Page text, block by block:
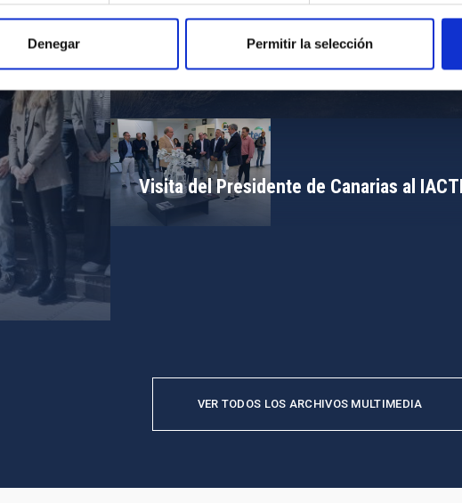
Denegar Permitir la selección
Visita del Presidente de Canarias al
VER TODOS LOS ARCHIVOS MULTIMEDIA